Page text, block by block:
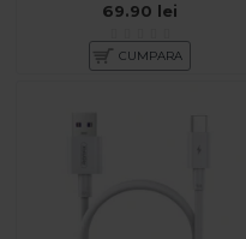
69.90 lei
CUMPARA